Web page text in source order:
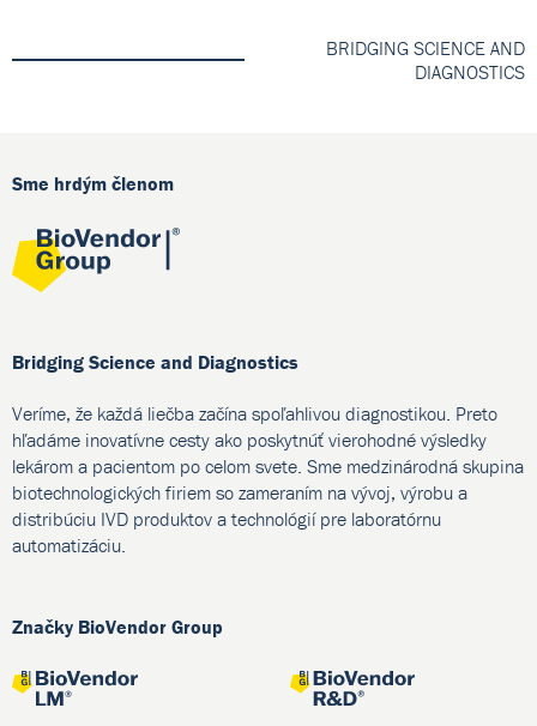
BRIDGING SCIENCE AND
DIAGNOSTICS
Sme hrdým členom
Bridging Science and Diagnostics
Veríme, že každá liečba začína spoľahlivou diagnostikou. Preto
hľadáme inovatívne cesty ako poskytnúť vierohodné výsledky
lekárom a pacientom po celom svete. Sme medzinárodná skupina
biotechnologických firiem so zameraním na vývoj, výrobu a
distribúciu IVD produktov a technológií pre laboratórnu
automatizáciu.
Značky BioVendor Group